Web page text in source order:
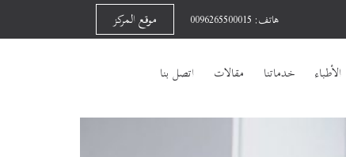
هاتف: 0096265500015 موقع المركز
الأطباء خدماتنا مقالات اتصل بنا